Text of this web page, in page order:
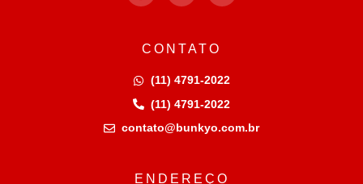
CONTATO
(11) 4791-2022
(11) 4791-2022
contato@bunkyo.com.br
ENDEREÇO